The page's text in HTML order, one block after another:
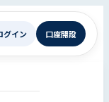
グイン 口座開設